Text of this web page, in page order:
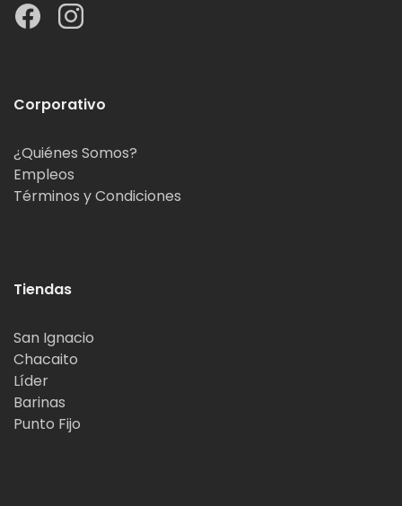
Corporativo
¿Quiénes Somos?
Empleos
Términos y Condiciones
Tiendas
San Ignacio
Chacaito
Líder
Barinas
Punto Fijo